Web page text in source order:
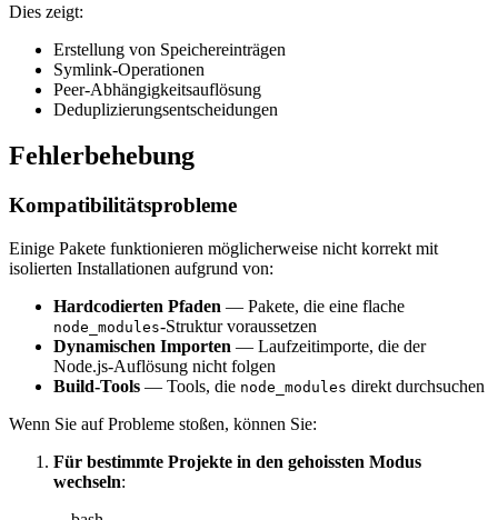
Dies zeigt:
Erstellung von Speichereinträgen
Symlink-Operationen
Peer-Abhängigkeitsauflösung
Deduplizierungsentscheidungen
Fehlerbehebung
Kompatibilitätsprobleme
Einige Pakete funktionieren möglicherweise nicht korrekt mit
isolierten Installationen aufgrund von:
Hardcodierten Pfaden — Pakete, die eine flache
node_modules-Struktur voraussetzen
Dynamischen Importen — Laufzeitimporte, die der
Node.js-Auflösung nicht folgen
Build-Tools — Tools, die node_modules direkt durchsuchen
Wenn Sie auf Probleme stoßen, können Sie:
Für bestimmte Projekte in den gehoissten Modus
wechseln: